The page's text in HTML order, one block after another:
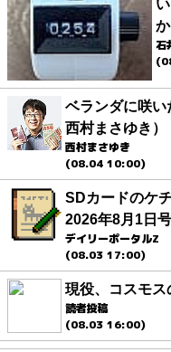
石
ベランダに咲い
西村まさゆき）
西村まさゆき
(08.04 10:00)
SDカードのケ
2026年8月1日号
デイリーポータルZ
(08.03 17:00)
現役、コスモス
読者投稿
(08.03 16:00)